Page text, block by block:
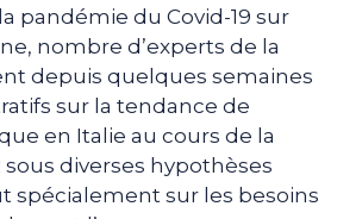
pandémie du Covid-19 sur
nombre d’experts de la
depuis quelques semaines
sur la tendance de
en Italie au cours de la
sous diverses hypothèses
spécialement sur les besoins